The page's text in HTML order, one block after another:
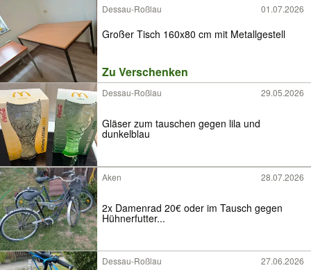
Dessau-Roßlau 01.07.2026
Großer Tisch 160x80 cm mit Metallgestell
Zu Verschenken
Dessau-Roßlau 29.05.2026
Gläser zum tauschen gegen lila und
dunkelblau
Aken 28.07.2026
2x Damenrad 20€ oder im Tausch gegen
Hühnerfutter...
Dessau-Roßlau 27.06.2026